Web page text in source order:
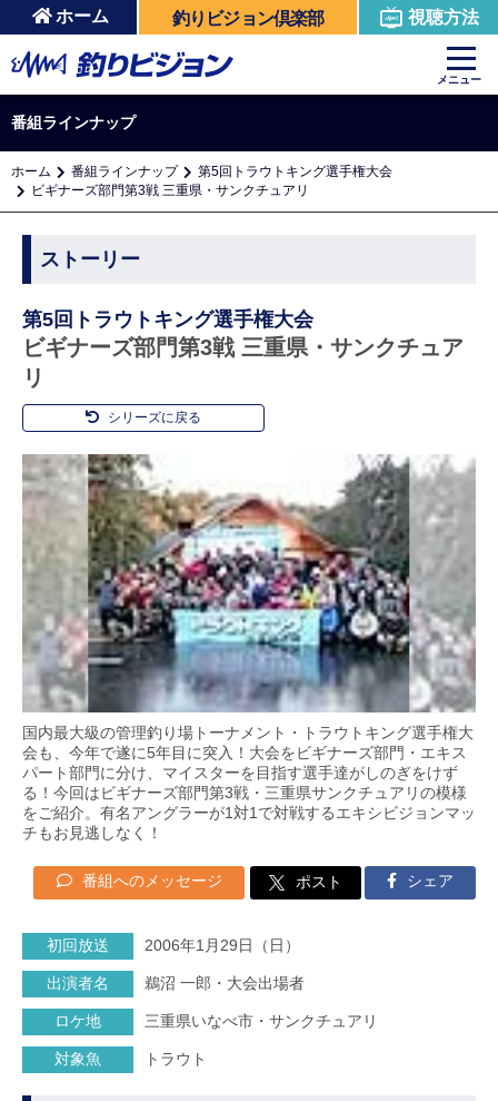
ホーム 釣りビジョン倶楽部 視聴方法
メニュー
番組ラインナップ
ホーム 番組ラインナップ
第5回トラウトキング選手権大会
ビギナーズ部門第3戦 三重県・サンクチュアリ
ストーリー
第5回トラウトキング選手権大会
ビギナーズ部門第3戦 三重県・サンクチュア
リ
シリーズに戻る
国内最大級の管理釣り場トーナメント・トラウトキング選手権大
会も、今年で遂に5年目に突入！大会をビギナーズ部門・エキス
パート部門に分け、マイスターを目指す選手達がしのぎをけず
る！今回はビギナーズ部門第3戦・三重県サンクチュアリの模様
をご紹介。有名アングラーが1対1で対戦するエキシビジョンマッ
チもお見逃しなく！
番組へのメッセージ ポスト シェア
初回放送 2006年1月29日（日）
出演者名 鵜沼 一郎・大会出場者
ロケ地 三重県いなべ市・サンクチュアリ
対象魚 トラウト